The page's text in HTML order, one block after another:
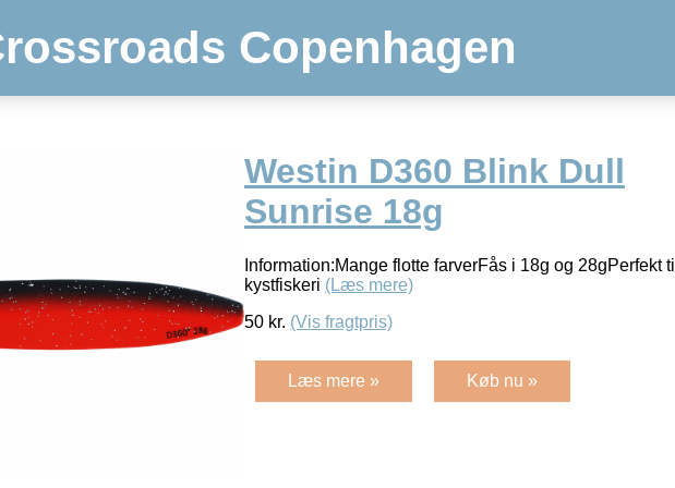
Copenhagen
Westin D360 Blink Dull
Sunrise 18g
Information:Mange flotte farverFås i 18g og 28gPerfekt til
kystfiskeri (Læs mere)
50 kr. (Vis fragtpris)
Læs mere » Køb nu »